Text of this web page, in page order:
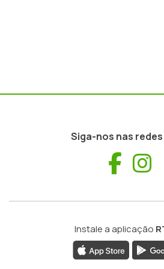
Siga-nos nas
Instale a aplicação